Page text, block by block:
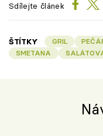
Sdílejte článek
ŠTÍTKY GRIL
SMETANA